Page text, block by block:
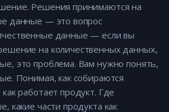
Решения принимаются на
данные — это вопрос
данные — если вы
на количественных данных,
это проблема. Вам нужно понять,
Понимая, как собираются
работает продукт. Где
какие части продукта как